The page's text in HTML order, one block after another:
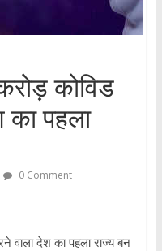
कोविड
पहला
0 Comment
वाला देश का पहला राज्य बन